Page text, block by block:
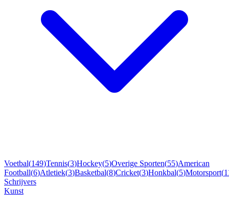
Voetbal(149)Tennis(3)Hockey(5)Overige Sporten(55)American
Football(6)Atletiek(3)Basketbal(8)Cricket(3)Honkbal(5)Motorsport(
Schrijvers
Kunst